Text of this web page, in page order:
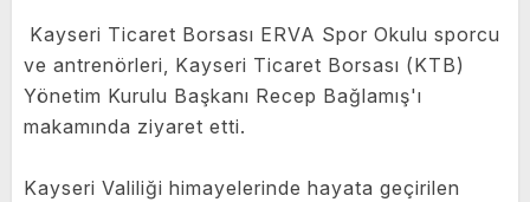
Kayseri Ticaret Borsası ERVA Spor Okulu sporcu
ve antrenörleri, Kayseri Ticaret Borsası (KTB)
Yönetim Kurulu Başkanı Recep Bağlamış'ı
makamında ziyaret etti.
Kayseri Valiliği himayelerinde hayata geçirilen